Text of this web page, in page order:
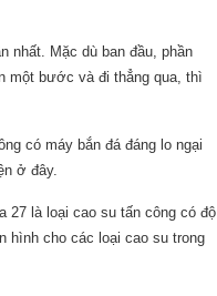
nhất. Mặc dù ban đầu, phần
một bước và đi thẳng qua, thì
có máy bắn đá đáng lo ngại
ở đây.
27 là loại cao su tấn công có độ
hình cho các loại cao su trong